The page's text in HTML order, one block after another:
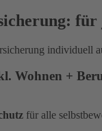
Wohnen +
für alle